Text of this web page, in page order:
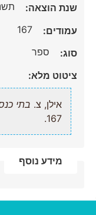
שנת הוצאה:
עמודים: 167
סוג: ספר
ציטוט מלא:
אילן, צ. בתי
167.
מידע נוסף